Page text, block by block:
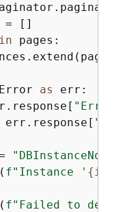
= []
in pages:
as err:
"Error"
( f"Instance ' {
( f"Failed to